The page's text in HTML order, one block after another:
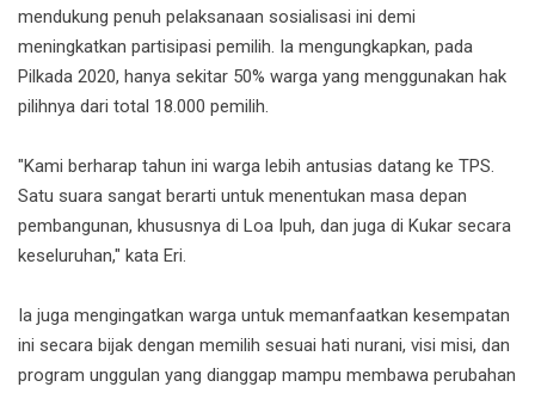
mendukung penuh pelaksanaan sosialisasi ini demi
meningkatkan partisipasi pemilih. Ia mengungkapkan, pada
Pilkada 2020, hanya sekitar 50% warga yang menggunakan hak
pilihnya dari total 18.000 pemilih.
"Kami berharap tahun ini warga lebih antusias datang ke TPS.
Satu suara sangat berarti untuk menentukan masa depan
pembangunan, khususnya di Loa Ipuh, dan juga di Kukar secara
keseluruhan," kata Eri.
Ia juga mengingatkan warga untuk memanfaatkan kesempatan
ini secara bijak dengan memilih sesuai hati nurani, visi misi, dan
program unggulan yang dianggap mampu membawa perubahan